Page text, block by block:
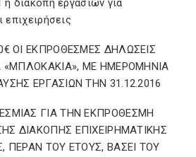
διακοπή εργασιών για
επιχειρήσεις
ΟΙ ΕΚΠΡΟΘΕΣΜΕΣ ΔΗΛΩΣΕΙΣ
«ΜΠΛΟΚΑΚΙΑ», ΜΕ ΗΜΕΡΟΜΗΝΙΑ
ΕΡΓΑΣΙΩΝ ΤΗΝ 31.12.2016
ΓΙΑ ΤΗΝ ΕΚΠΡΟΘΕΣΜΗ
ΔΙΑΚΟΠΗΣ ΕΠΙΧΕΙΡΗΜΑΤΙΚΗΣ
ΠΕΡΑΝ ΤΟΥ ΕΤΟΥΣ, ΒΑΣΕΙ ΤΟΥ